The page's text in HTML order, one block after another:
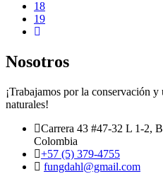
18
19
Nosotros
¡Trabajamos por la conservación
naturales!
Carrera 43 #47-32 L 1-2,
Colombia
+57 (5) 379-4755
fungdahl@gmail.com